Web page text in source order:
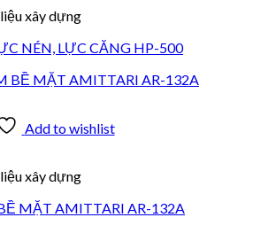
xây dựng
NÉN, LỰC CĂNG HP-500
Add to wishlist
xây dựng
MẶT AMITTARI AR-132A